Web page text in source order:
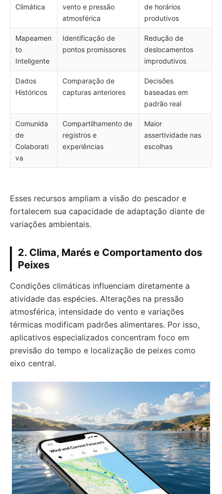
Climática
vento e pressão
atmosférica
de horários
produtivos
Mapeamen
to
Inteligente
Identificação de
pontos promissores
Redução de
deslocamentos
improdutivos
Dados
Históricos
Comparação de
capturas anteriores
Decisões
baseadas em
padrão real
Comunida
de
Colaborati
va
Compartilhamento de
registros e
experiências
Maior
assertividade nas
escolhas
Esses recursos ampliam a visão do pescador e
fortalecem sua capacidade de adaptação diante de
variações ambientais.
2. Clima, Marés e Comportamento dos
Peixes
Condições climáticas influenciam diretamente a
atividade das espécies. Alterações na pressão
atmosférica, intensidade do vento e variações
térmicas modificam padrões alimentares. Por isso,
aplicativos especializados concentram foco em
previsão do tempo e localização de peixes como
eixo central.